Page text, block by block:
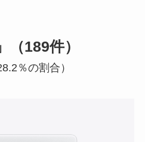
（189件）
％の割合）